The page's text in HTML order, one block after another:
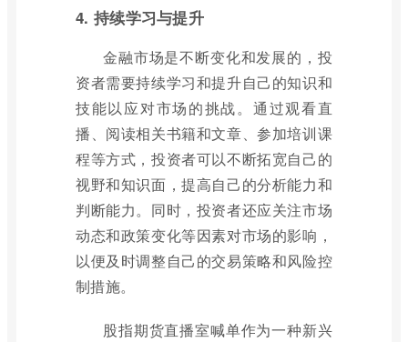
4. 持续学习与提升
金融市场是不断变化和发展的，投
资者需要持续学习和提升自己的知识和
技能以应对市场的挑战。通过观看直
播、阅读相关书籍和文章、参加培训课
程等方式，投资者可以不断拓宽自己的
视野和知识面，提高自己的分析能力和
判断能力。同时，投资者还应关注市场
动态和政策变化等因素对市场的影响，
以便及时调整自己的交易策略和风险控
制措施。
股指期货直播室喊单作为一种新兴